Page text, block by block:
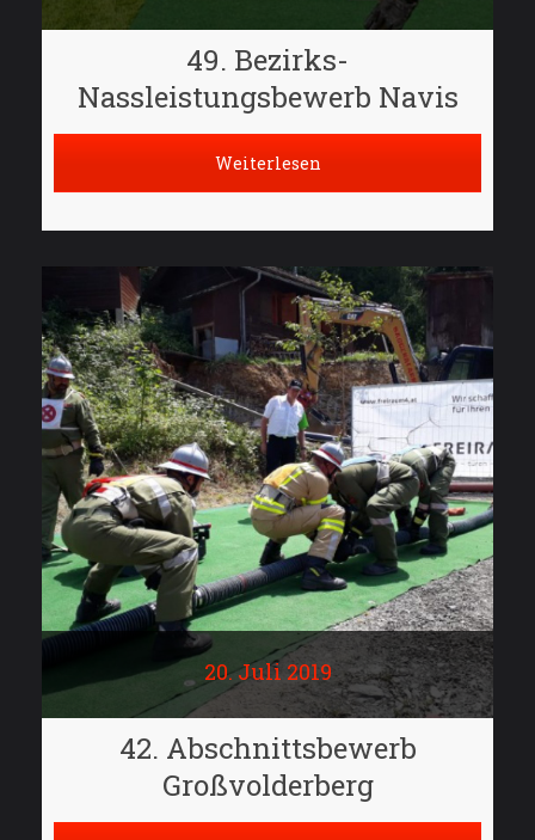
49. Bezirks-
Nassleistungsbewerb Navis
Weiterlesen
20. Juli 2019
42. Abschnittsbewerb
Großvolderberg